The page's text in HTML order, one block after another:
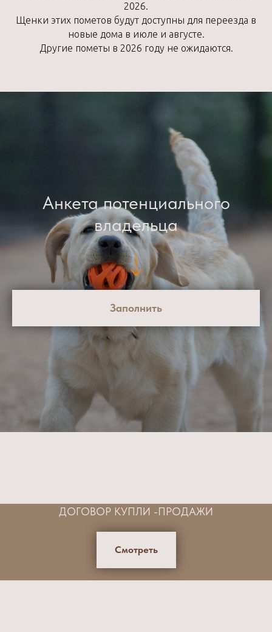
2026.
Щенки этих пометов будут доступны для переезда в
новые дома в июле и августе.
Другие пометы в 2026 году не ожидаются.
Анкета потенциального
владельца
Заполнить
ДОГОВОР КУПЛИ -ПРОДАЖИ
Смотреть